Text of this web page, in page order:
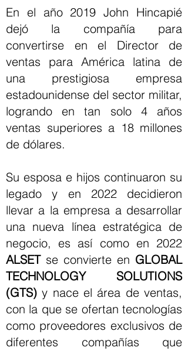
En el año 2019 John Hincapié
dejó la compañía para
convertirse en el Director de
ventas para América latina de
una prestigiosa empresa
estadounidense del sector militar,
logrando en tan solo 4 años
ventas superiores a 18 millones
de dólares.
Su esposa e hijos continuaron su
legado y en 2022 decidieron
llevar a la empresa a desarrollar
una nueva línea estratégica de
negocio, es así como en 2022
ALSETse convierte en GLOBAL
TECHNOLOGY SOLUTIONS
(GTS) y nace el área de ventas,
con la que se ofertan tecnologías
como proveedores exclusivos de
diferentes compañías que